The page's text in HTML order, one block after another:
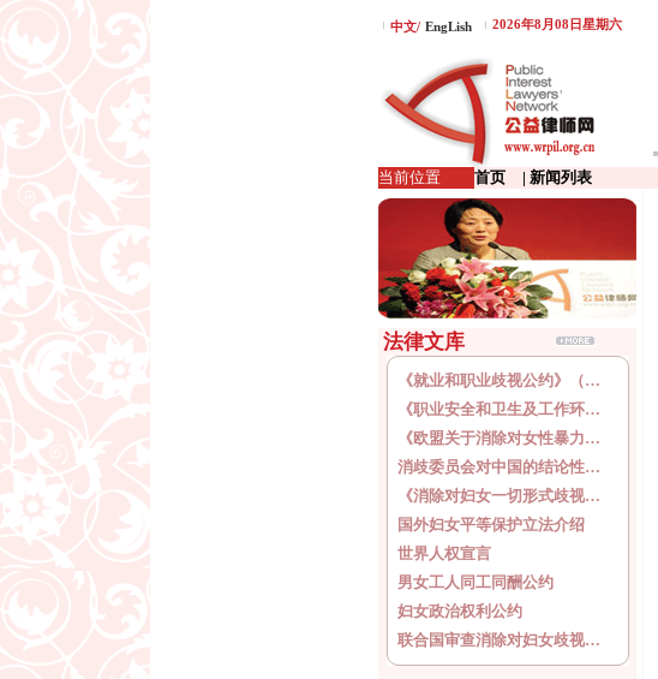
中文/ EngLish 2026年8月08日星期六
当前位置 首页 | 新闻列表
法律文库
《就业和职业歧视公约》（…
《职业安全和卫生及工作环…
《欧盟关于消除对女性暴力…
消歧委员会对中国的结论性…
《消除对妇女一切形式歧视…
国外妇女平等保护立法介绍
世界人权宣言
男女工人同工同酬公约
妇女政治权利公约
联合国审查消除对妇女歧视…